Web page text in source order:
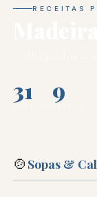
RECEITAS
31 9
LETRAS
🍲 Sopas &